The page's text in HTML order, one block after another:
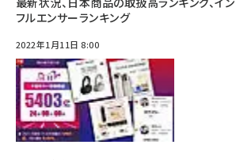
フルエンサーランキング
2022年1月11日 8:00